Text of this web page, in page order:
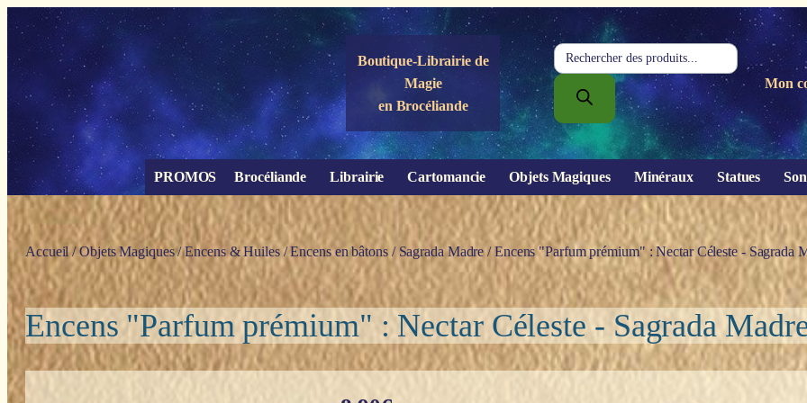
Panneau de gestion des cookies
Boutique-Librairie de
Magie
en Brocéliande
Recherche
de
produits
Mon
PROMOS Brocéliande Librairie Cartomancie Objets Magiques Minéraux Statues
Accueil/Objets Magiques/Encens & Huiles/Encens en bâtons/ Sagrada Madre / Encens "Parfum prémium" : Nectar Céleste - Sagrada
Encens "Parfum prémium" : Nectar Céleste - Sagrada